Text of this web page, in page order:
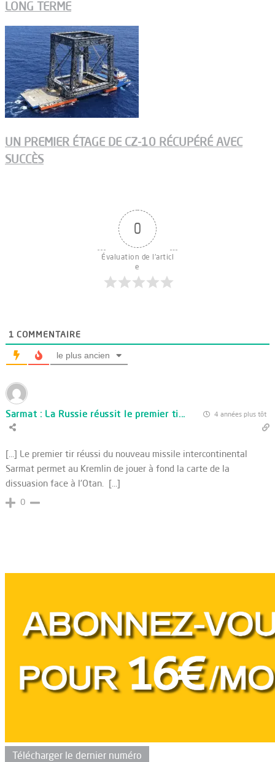
LONG TERME
UN PREMIER ÉTAGE DE CZ-10 RÉCUPÉRÉ AVEC
SUCCÈS
0
Évaluation de l'articl
e
1 COMMENTAIRE
le plus ancien
Sarmat : La Russie réussit le premier ti... 4 années plus tôt
[…] Le premier tir réussi du nouveau missile intercontinental
Sarmat permet au Kremlin de jouer à fond la carte de la
dissuasion face à l'Otan. […]
0
Télécharger le dernier numéro